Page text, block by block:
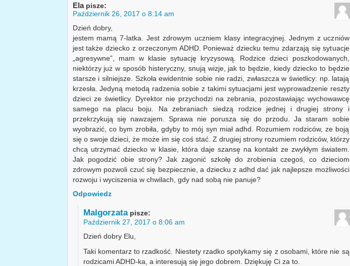
Ela pisze:
Październik 26, 2017 o 8:14 am
Dzień dobry,
jestem mamą 7-latka. Jest zdrowym uczniem klasy integracyjnej. Jednym z uczniów
jest także dziecko z orzeczonym ADHD. Ponieważ dziecku temu zdarzają się sytuacje
„agresywne”, mam w klasie sytuację kryzysową. Rodzice dzieci poszkodowanych,
niektórzy już w sposób histeryczny, snują wizje, jak to będzie, kiedy dziecko to będzie
starsze i silniejsze. Szkoła ewidentnie sobie nie radzi, zwłaszcza w świetlicy: np. latają
krzesła. Jedyną metodą radzenia sobie z takimi sytuacjami jest wyprowadzenie reszty
dzieci ze świetlicy. Dyrektor nie przychodzi na zebrania, pozostawiając wychowawcę
samego na placu boju. Na zebraniach siedzą rodzice jednej i drugiej strony i
przekrzykują się nawzajem. Sprawa nie porusza się do przodu. Ja staram sobie
wyobrazić, co bym zrobiła, gdyby to mój syn miał adhd. Rozumiem rodziców, ze boją
się o swoje dzieci, że może im się coś stać. Z drugiej strony rozumiem rodziców, którzy
chcą utrzymać dziecko w klasie, która daje szansę na kontakt ze zwykłym światem.
Jak pogodzić obie strony? Jak zagonić szkołę do zrobienia czegoś, co dzieciom
zdrowym pozwoli czuć się bezpiecznie, a dziecku z adhd dać jak najlepsze możliwości
rozwoju i wyciszenia w chwilach, gdy nad sobą nie panuje?
Odpowiedz
Malgorzata pisze:
Październik 27, 2017 o 8:06 am
Dzień dobry Elu,
Taki komentarz to rzadkość. Niestety rzadko spotykamy się z osobami, które nie są
rodzicami ADHD-ka, a interesują się jego dobrem. Dziękuję Ci za to.